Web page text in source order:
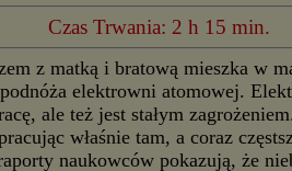
Czas Trwania: 2 h 15 min.
z matką i bratową mieszka w
elektrowni atomowej.
ale też jest stałym
właśnie tam, a coraz
naukowców pokazują, że